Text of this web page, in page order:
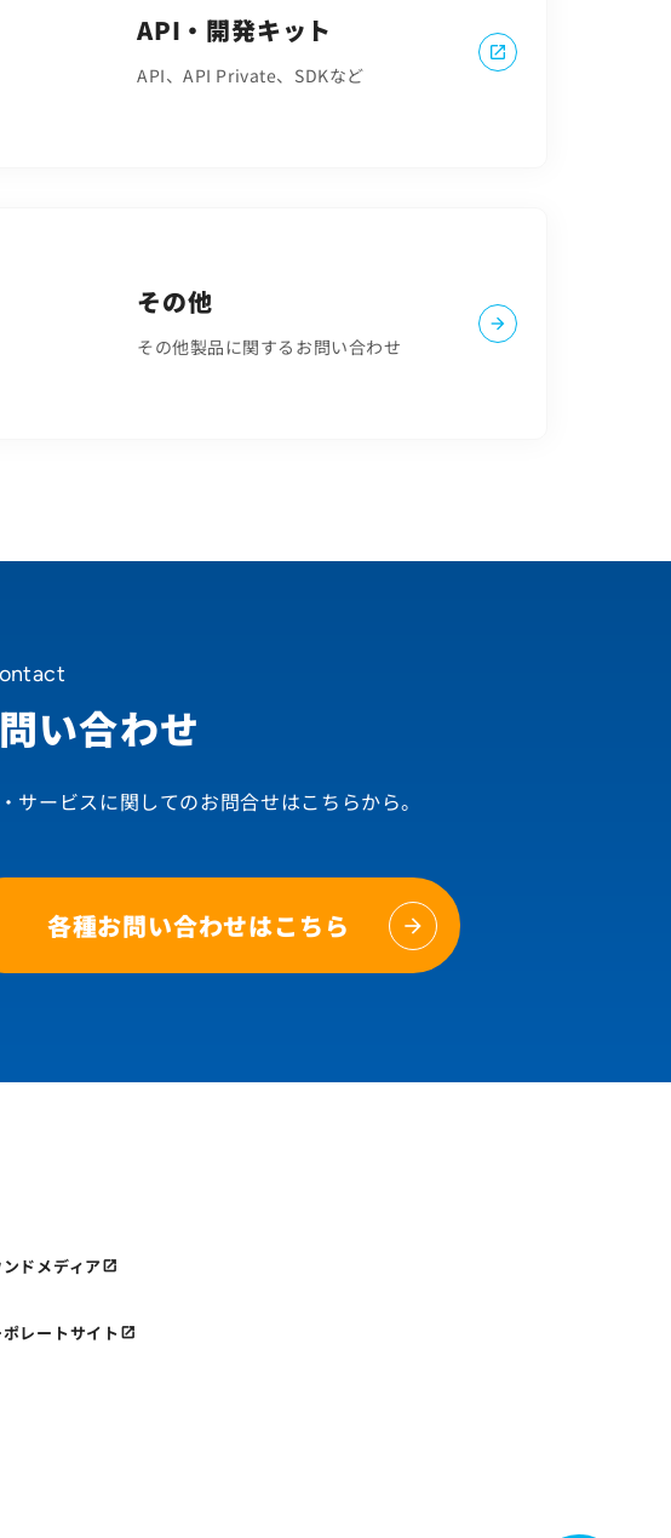
API・開発キット
API、API Private、SDKなど
その他
その他製品に関するお問い合わせ
い合わせ
サービスに関してのお問合せはこちらから。
各種お問い合わせはこちら
ドメディア
レートサイト